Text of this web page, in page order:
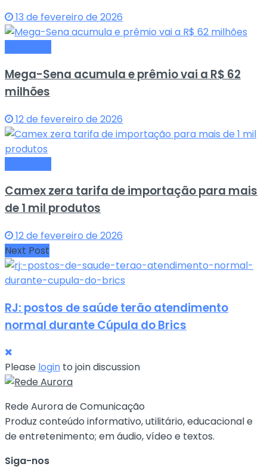
13 de fevereiro de 2026
Mega-Sena acumula e prêmio vai a R$ 62
milhões
12 de fevereiro de 2026
Camex zera tarifa de importação para mais
de 1 mil produtos
12 de fevereiro de 2026
Next Post
RJ: postos de saúde terão atendimento
normal durante Cúpula do Brics
Please login to join discussion
Rede Aurora de Comunicação
Produz conteúdo informativo, utilitário, educacional e
de entretenimento; em áudio, vídeo e textos.
Siga-nos